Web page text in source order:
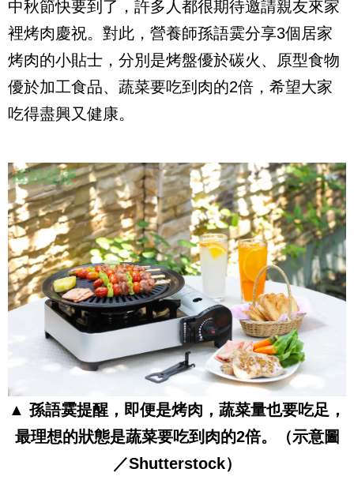
中秋節快要到了，許多人都很期待邀請親友來家
裡烤肉慶祝。對此，營養師孫語霙分享3個居家
烤肉的小貼士，分別是烤盤優於碳火、原型食物
優於加工食品、蔬菜要吃到肉的2倍，希望大家
吃得盡興又健康。
▲ 孫語霙提醒，即便是烤肉，蔬菜量也要吃足，
最理想的狀態是蔬菜要吃到肉的2倍。（示意圖
／Shutterstock）